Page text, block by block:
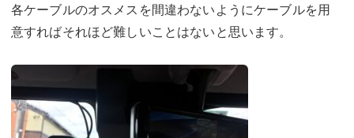
各ケーブルのオスメスを間違わないようにケーブルを用
意すればそれほど難しいことはないと思います。